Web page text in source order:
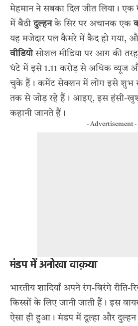
मेहमान ने सबका दिल जीत लिया। एक
में बैठीदुल्हनके सिर पर अचानक एक
यह मजेदार पल कैमरे में कैद हो गया,
वीडियोसोशल मीडिया पर आग की
घंटे में इसे 1.11 करोड़ से अधिक व्यूज
चुके हैं। कमेंट सेक्शन में लोग इसे शुभ
तक से जोड़ रहे हैं। आइए, इस हंसी-
कहानी जानते हैं।
- Advertisement -
मंडप में अनोखा वाक़या
भारतीय शादियाँ अपने रंग-बिरंगे रीति-
किस्सों के लिए जानी जाती हैं। इस
ऐसा ही हुआ। मंडप में दूल्हा और दुल्हन